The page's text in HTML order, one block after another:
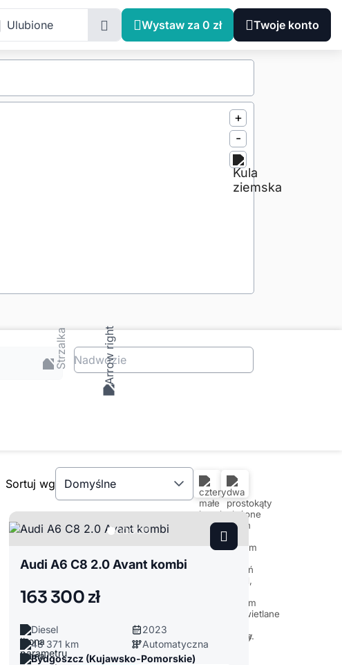
Ulubione Wystaw za 0 zł Twoje konto
+
-
Nadwozie
Sortuj wg Domyślne
Audi A6 C8 2.0 Avant kombi
163 300 zł
Diesel
2023
48 371 km
Automatyczna
Bydgoszcz (Kujawsko-Pomorskie)